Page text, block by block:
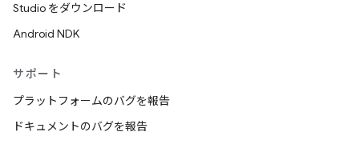
Studio をダウンロード
Android NDK
サポート
プラットフォームのバグを報告
ドキュメントのバグを報告